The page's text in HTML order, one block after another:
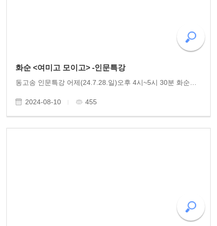
화순 <여미고 모이고> -인문특강
동고송 인문특강 어제(24.7.28.일)오후 4시~5시 30분 화순의 인문단체 (대표 고용호)에서 회원 20여 명이 모인 가운데 동고송 상임이사 황광우 작가의 역사특강이 있었습니다. 근현대사 부분에서 빨치산의 역사를 소개하며 백아산과 모후산에 이어 조계산과 백운산을 무대로..
2024-08-10 455